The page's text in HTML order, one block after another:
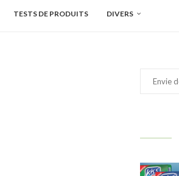
TESTS DE PRODUITS DIVERS